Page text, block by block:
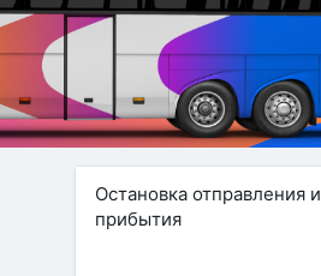
Остановка отправления и
прибытия